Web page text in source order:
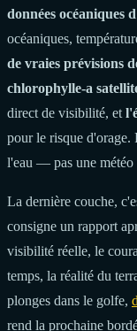
données océaniques
océaniques,
de vraies prévisions
chlorophylle-a
direct de visibilité, et
pour le risque d'orage.
l'eau — pas une météo
La dernière couche,
consigne un rapport
visibilité réelle, le
temps, la réalité du
plonges dans le golfe,
rend la prochaine